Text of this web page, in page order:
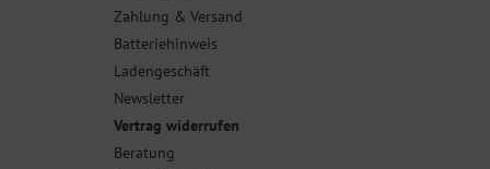
Zahlung & Versand
Batteriehinweis
Ladengeschäft
Newsletter
Vertrag widerrufen
Beratung